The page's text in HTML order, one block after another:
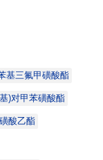
基三氟甲磺酸酯
)对甲苯磺酸酯
酸乙酯